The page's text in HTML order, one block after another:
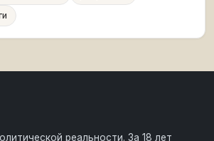
реальности. За 18 лет